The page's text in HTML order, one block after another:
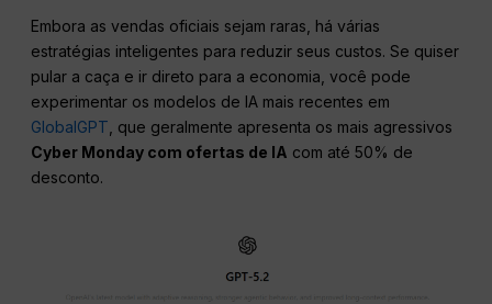
Embora as vendas oficiais sejam raras, há várias
estratégias inteligentes para reduzir seus custos. Se quiser
pular a caça e ir direto para a economia, você pode
experimentar os modelos de IA mais recentes em
GlobalGPT , que geralmente apresenta os mais agressivos
Cyber Monday com ofertas de IA com até 50% de
desconto.